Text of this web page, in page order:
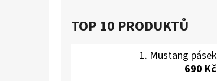
TOP 10 PRODUKTŮ
Mustang pásek
690 Kč